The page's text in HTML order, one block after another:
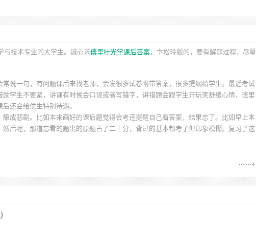
与技术专业的大学生。诚心求傅里叶光学课后答案，卞松玲版的，要有解题过程，尽量
说一句，有问题课后来找老师，会发很多试卷附带答案，很多提纲给学生。最近考试
学生不要紧，讲课有时候会口误或者写错字，讲错题会跟学生开玩笑舒缓心情，班里
还会给优生特别待遇。
成悲剧。比如本来画好的课后题觉得会考还提醒自己看答案，结果忘了。比如早上本
后呢，那道忘看的题出的原题占了二十分，背过的基本都考了但印象模糊。复习了这